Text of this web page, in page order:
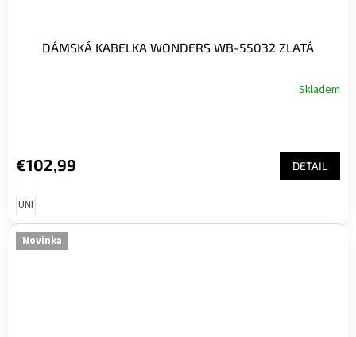
DÁMSKÁ KABELKA WONDERS WB-55032 ZLATÁ
Skladem
€102,99 DETAIL
UNI
Novinka